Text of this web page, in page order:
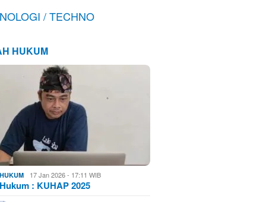
/ TECHNO
HUKUM
17 Jan 2026 - 17:11 WIB
: KUHAP 2025